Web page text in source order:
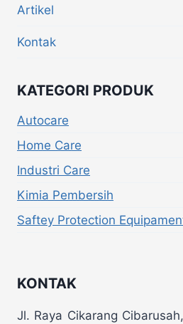
Artikel
Kontak
KATEGORI PRODUK
Autocare
Home Care
Industri Care
Kimia Pembersih
Saftey Protection
KONTAK
Jl. Raya Cikarang